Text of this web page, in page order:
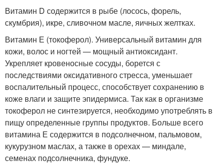
Витамин D содержится в рыбе (лосось, форель,
скумбрия), икре, сливочном масле, яичных желтках.
Витамин Е (токоферол). Универсальный витамин для
кожи, волос и ногтей — мощный антиоксидант.
Укрепляет кровеносные сосуды, борется с
последствиями оксидативного стресса, уменьшает
воспалительный процесс, способствует сохранению в
коже влаги и защите эпидермиса. Так как в организме
токоферол не синтезируется, необходимо употреблять в
пищу определенные группы продуктов. Больше всего
витамина Е содержится в подсолнечном, пальмовом,
кукурузном маслах, а также в орехах — миндале,
семенах подсолнечника, фундуке.